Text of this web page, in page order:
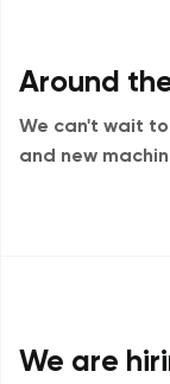
Around
We can't wait
and new
We are